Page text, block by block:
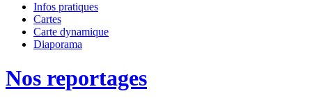
Infos pratiques
Cartes
Carte dynamique
Diaporama
Nos reportages